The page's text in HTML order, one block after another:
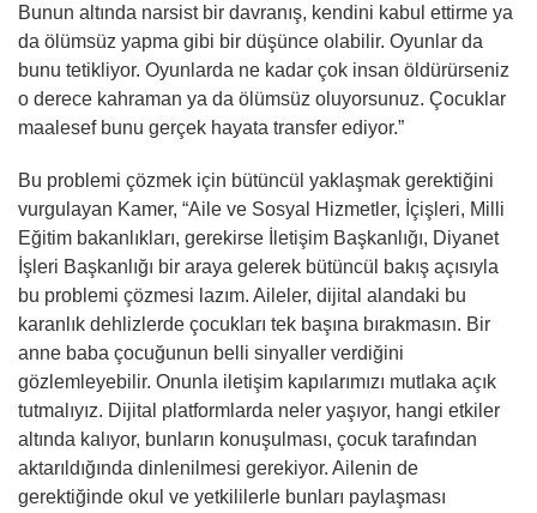
Bunun altında narsist bir davranış, kendini kabul ettirme ya
da ölümsüz yapma gibi bir düşünce olabilir. Oyunlar da
bunu tetikliyor. Oyunlarda ne kadar çok insan öldürürseniz
o derece kahraman ya da ölümsüz oluyorsunuz. Çocuklar
maalesef bunu gerçek hayata transfer ediyor.”
Bu problemi çözmek için bütüncül yaklaşmak gerektiğini
vurgulayan Kamer, “Aile ve Sosyal Hizmetler, İçişleri, Milli
Eğitim bakanlıkları, gerekirse İletişim Başkanlığı, Diyanet
İşleri Başkanlığı bir araya gelerek bütüncül bakış açısıyla
bu problemi çözmesi lazım. Aileler, dijital alandaki bu
karanlık dehlizlerde çocukları tek başına bırakmasın. Bir
anne baba çocuğunun belli sinyaller verdiğini
gözlemleyebilir. Onunla iletişim kapılarımızı mutlaka açık
tutmalıyız. Dijital platformlarda neler yaşıyor, hangi etkiler
altında kalıyor, bunların konuşulması, çocuk tarafından
aktarıldığında dinlenilmesi gerekiyor. Ailenin de
gerektiğinde okul ve yetkililerle bunları paylaşması